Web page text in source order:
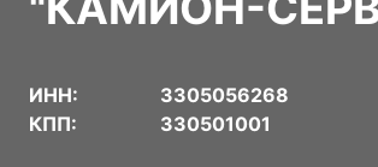
ИНН:
3305056268
КПП:
330501001